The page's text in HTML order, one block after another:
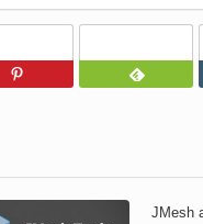
はてなブックマークPinterest
JMesh